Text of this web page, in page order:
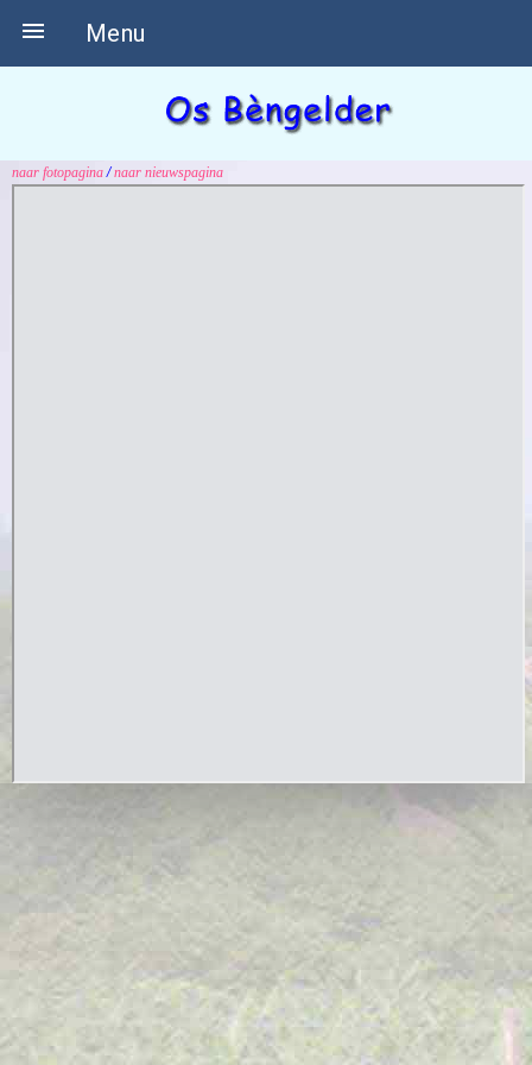
Menu

naar fotopagina / naar nieuwspagina